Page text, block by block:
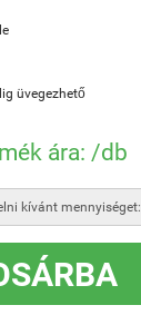
üvegezhető
ára: /db
kívánt mennyiséget: